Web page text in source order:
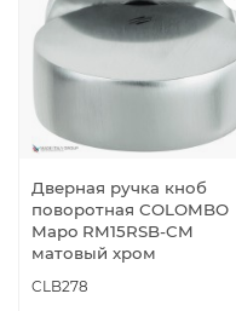
Дверная ручка кноб
поворотная COLOMBO
Mapo RM15RSB-CM
матовый хром
CLB278